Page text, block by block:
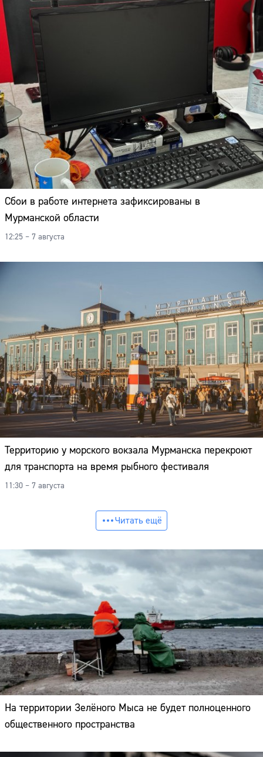
Сбои в работе интернета зафиксированы в
Мурманской области
12:25 – 7 августа
Территорию у морского вокзала Мурманска перекроют
для транспорта на время рыбного фестиваля
11:30 – 7 августа
Читать ещё
На территории Зелёного Мыса не будет полноценного
общественного пространства